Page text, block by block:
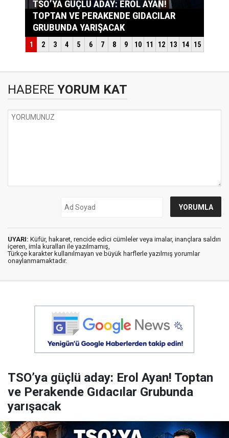
HABERE YORUM KAT
UYARI: Küfür, hakaret, rencide edici cümleler veya imalar, inançlara saldırı
içeren, imla kuralları ile yazılmamış,
Türkçe karakter kullanılmayan ve büyük harflerle yazılmış yorumlar
onaylanmamaktadır.
TSO’ya güçlü aday: Erol Ayan! Toptan
ve Perakende Gıdacılar Grubunda
yarışacak